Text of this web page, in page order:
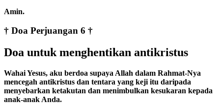
Amin.
† Doa Perjuangan 6 †
Doa untuk menghentikan antikristus
Wahai Yesus, aku berdoa supaya Allah dalam Rahmat-Nya
mencegah antikristus dan tentara yang keji itu daripada
menyebarkan ketakutan dan menimbulkan kesukaran kepada
anak-anak Anda.